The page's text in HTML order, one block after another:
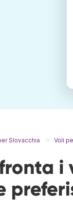
Slovacchia Voli
i